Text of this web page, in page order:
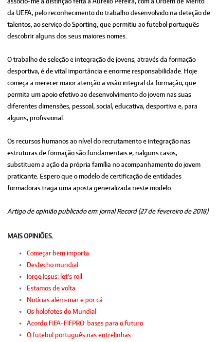
da UEFA, pelo reconhecimento do trabalho desenvolvido na deteção de
talentos, ao serviço do Sporting, que permitiu ao futebol português
descobrir alguns dos seus maiores nomes.
O trabalho de seleção e integração de jovens, através da formação
desportiva, é de vital importância e enorme responsabilidade. Hoje
começa a merecer maior atenção a visão integral da formação, que
permita um apoio efetivo ao desenvolvimento do jovem nas suas
diferentes dimensões, pessoal, social, educativa, desportiva e, para
alguns, profissional.
Os recursos humanos ao nível do recrutamento e integração nas
estruturas de formação são fundamentais e, nalguns casos,
substituem a ação da própria família no acompanhamento do jovem
praticante. Espero que o modelo de certificação de entidades
formadoras traga uma aposta generalizada neste modelo.
Artigo de opinião publicado em: jornal Record (27 de fevereiro de 2018)
MAIS OPINIÕES.
Começar bem importa
Desfecho mundial
Jorge Jesus: let's roll
Estamos de volta
Notícias além-mar e por cá
Os holofotes do Mundial
Acordo FIFA-FIFPRO: bases para o futuro
O futebol português nas entrelinhas